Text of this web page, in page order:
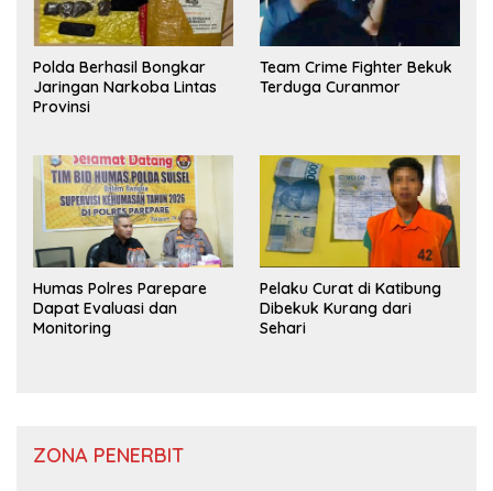
Polda Berhasil Bongkar
Jaringan Narkoba Lintas
Provinsi
Team Crime Fighter Bekuk
Terduga Curanmor
Humas Polres Parepare
Dapat Evaluasi dan
Monitoring
Pelaku Curat di Katibung
Dibekuk Kurang dari
Sehari
ZONA PENERBIT